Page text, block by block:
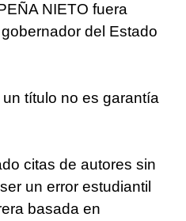
NIETO fuera
del Estado
título no es garantía
citas de autores sin
un error estudiantil
basada en